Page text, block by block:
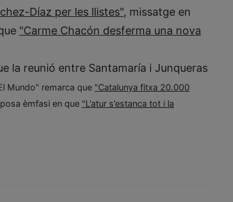
Díaz per les llistes", missatge en
"Carme Chacón desferma una nova
la reunió entre Santamaría i Junqueras
Mundo" remarca que "Catalunya fitxa 20.000
èmfasi en que "L’atur s’estanca tot i la